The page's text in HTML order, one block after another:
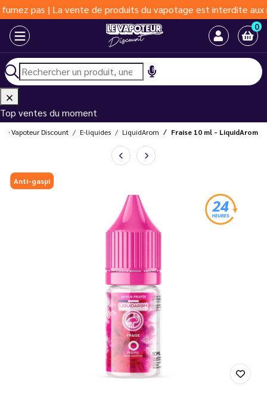
| La vente de produits du vapotage est interdite aux moins
0
Top ventes du moment
Le Vapoteur Discount E-liquides LiquidArom Fraise 10 ml - LiquidArom
Anti-gaspi